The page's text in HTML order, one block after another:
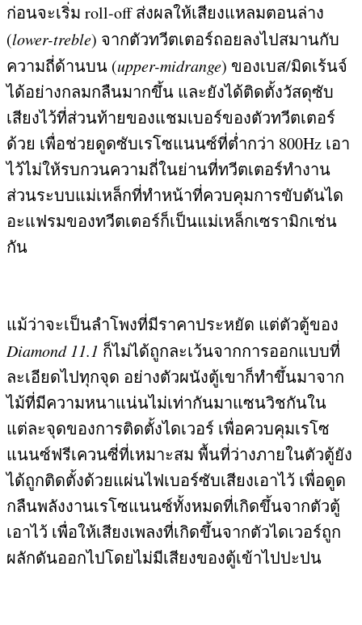
ก่อนจะเริ่ม roll-offส่งผลให้เสียงแหลมตอนล่าง
(lower-treble) จากตัวทวีตเตอร์ถอยลงไปสมานกับ
ความถี่ด้านบน (upper-midrange) ของเบส/มิดเร้นจ์
ได้อย่างกลมกลืนมากขึ้น และยังได้ติดตั้งวัสดุซับ
เสียงไว้ที่ส่วนท้ายของแชมเบอร์ของตัวทวีตเตอร์
ด้วย เพื่อช่วยดูดซับเรโซแนนซ์ที่ต่ำกว่า 800Hz เอา
ไว้ไม่ให้รบกวนความถี่ในย่านที่ทวีตเตอร์ทำงาน
ส่วนระบบแม่เหล็กที่ทำหน้าที่ควบคุมการขับดันได
อะแฟรมของทวีตเตอร์ก็เป็นแม่เหล็กเซรามิกเช่น
กัน
แม้ว่าจะเป็นลำโพงที่มีราคาประหยัด แต่ตัวตู้ของ
Diamond 11.1 ก็ไม่ได้ถูกละเว้นจากการออกแบบที่
ละเอียดไปทุกจุด อย่างตัวผนังตู้เขาก็ทำขึ้นมาจาก
ไม้ที่มีความหนาแน่นไม่เท่ากันมาแซนวิชกันใน
แต่ละจุดของการติดตั้งไดเวอร์ เพื่อควบคุมเรโซ
แนนซ์ฟรีเควนซี่ที่เหมาะสม พื้นที่ว่างภายในตัวตู้ยัง
ได้ถูกติดตั้งด้วยแผ่นไฟเบอร์ซับเสียงเอาไว้ เพื่อดูด
กลืนพลังงานเรโซแนนซ์ทั้งหมดที่เกิดขึ้นจากตัวตู้
เอาไว้ เพื่อให้เสียงเพลงที่เกิดขึ้นจากตัวไดเวอร์ถูก
ผลักดันออกไปโดยไม่มีเสียงของตู้เข้าไปปะปน